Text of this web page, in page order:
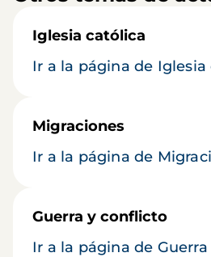
Iglesia católica
Ir a la página de Iglesia
Migraciones
Ir a la página de
Guerra y conflicto
Ir a la página de